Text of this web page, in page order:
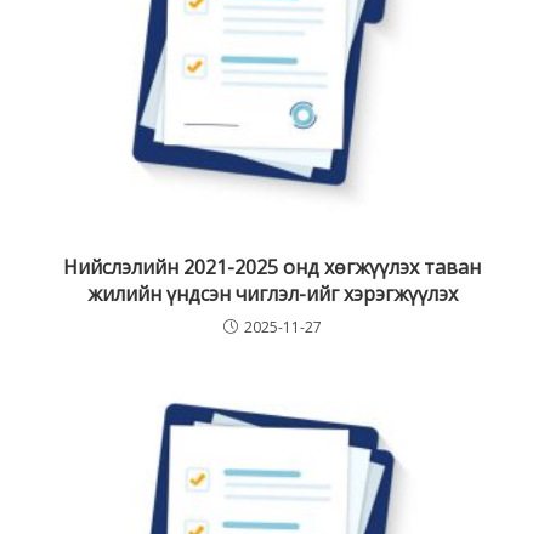
Нийслэлийн 2021-2025 онд хөгжүүлэх таван
жилийн үндсэн чиглэл-ийг хэрэгжүүлэх
2025-11-27